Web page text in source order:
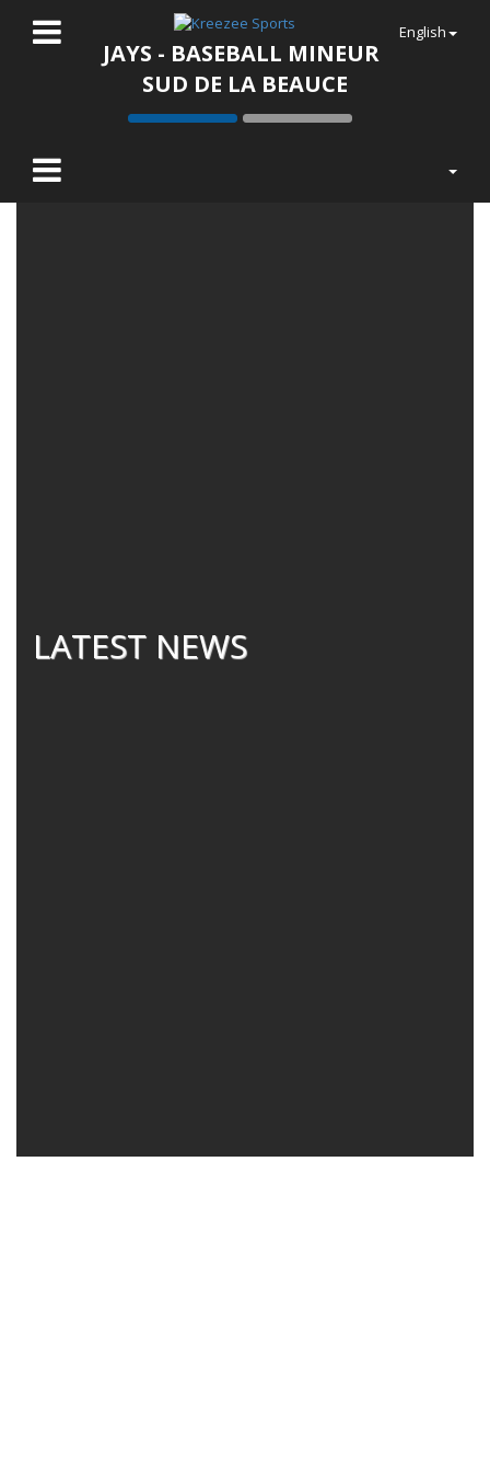
English
JAYS - BASEBALL MINEUR
SUD DE LA BEAUCE
LATEST NEWS